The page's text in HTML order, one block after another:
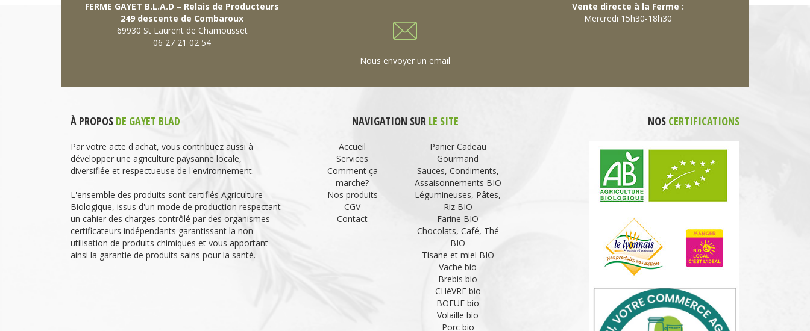
FERME GAYET B.L.A.D – Relais de Producteurs
249 descente de Combaroux
69930 St Laurent de Chamousset
06 27 21 02 54
Nous envoyer un email
Vente directe à la Ferme :
Mercredi 15h30-18h30
À PROPOS DE GAYET BLAD
Par votre acte d'achat, vous contribuez aussi à
développer une agriculture paysanne locale,
diversifiée et respectueuse de l'environnement.
L'ensemble des produits sont certifiés Agriculture
Biologique, issus d'un mode de production respectant
un cahier des charges contrôlé par des organismes
certificateurs indépendants garantissant la non
utilisation de produits chimiques et vous apportant
ainsi la garantie de produits sains pour la santé.
NAVIGATION SUR LE SITE
Accueil
Services
Comment ça
marche?
Nos produits
CGV
Contact
Panier Cadeau
Gourmand
Sauces, Condiments,
Assaisonnements BIO
Légumineuses, Pâtes,
Riz BIO
Farine BIO
Chocolats, Café, Thé
BIO
Tisane et miel BIO
Vache bio
Brebis bio
CHèVRE bio
BOEUF bio
Volaille bio
Porc bio
NOS CERTIFICATIONS